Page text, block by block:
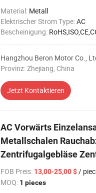
Material: Metall
Elektrischer Strom Type:AC
Bescheinigung:
Hangzhou Beron Motor Co.,
Provinz: Zhejiang, China
Jetzt Kontaktieren
AC Vorwärts
Metallschalen
Zentrifugalgebläse
FOB Preis: 13,00-25,00 $/
MOQ: 1 pieces